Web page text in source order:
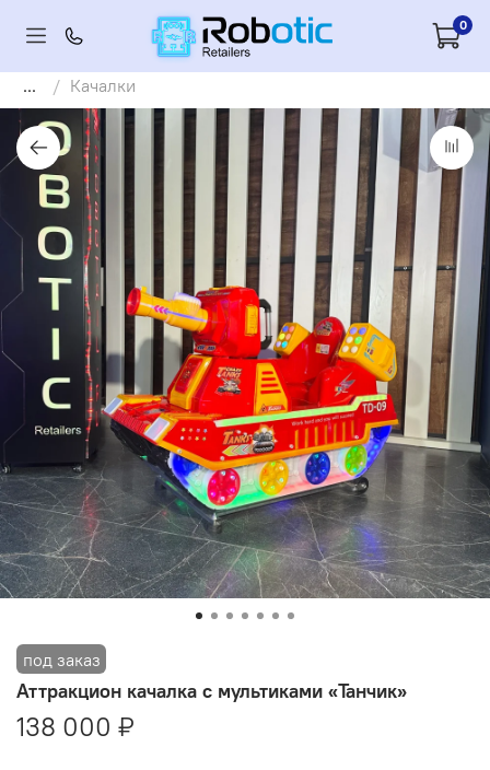
0
... Качалки
Аттракцион качалка c мультиками «Танчик»
138 000 ₽